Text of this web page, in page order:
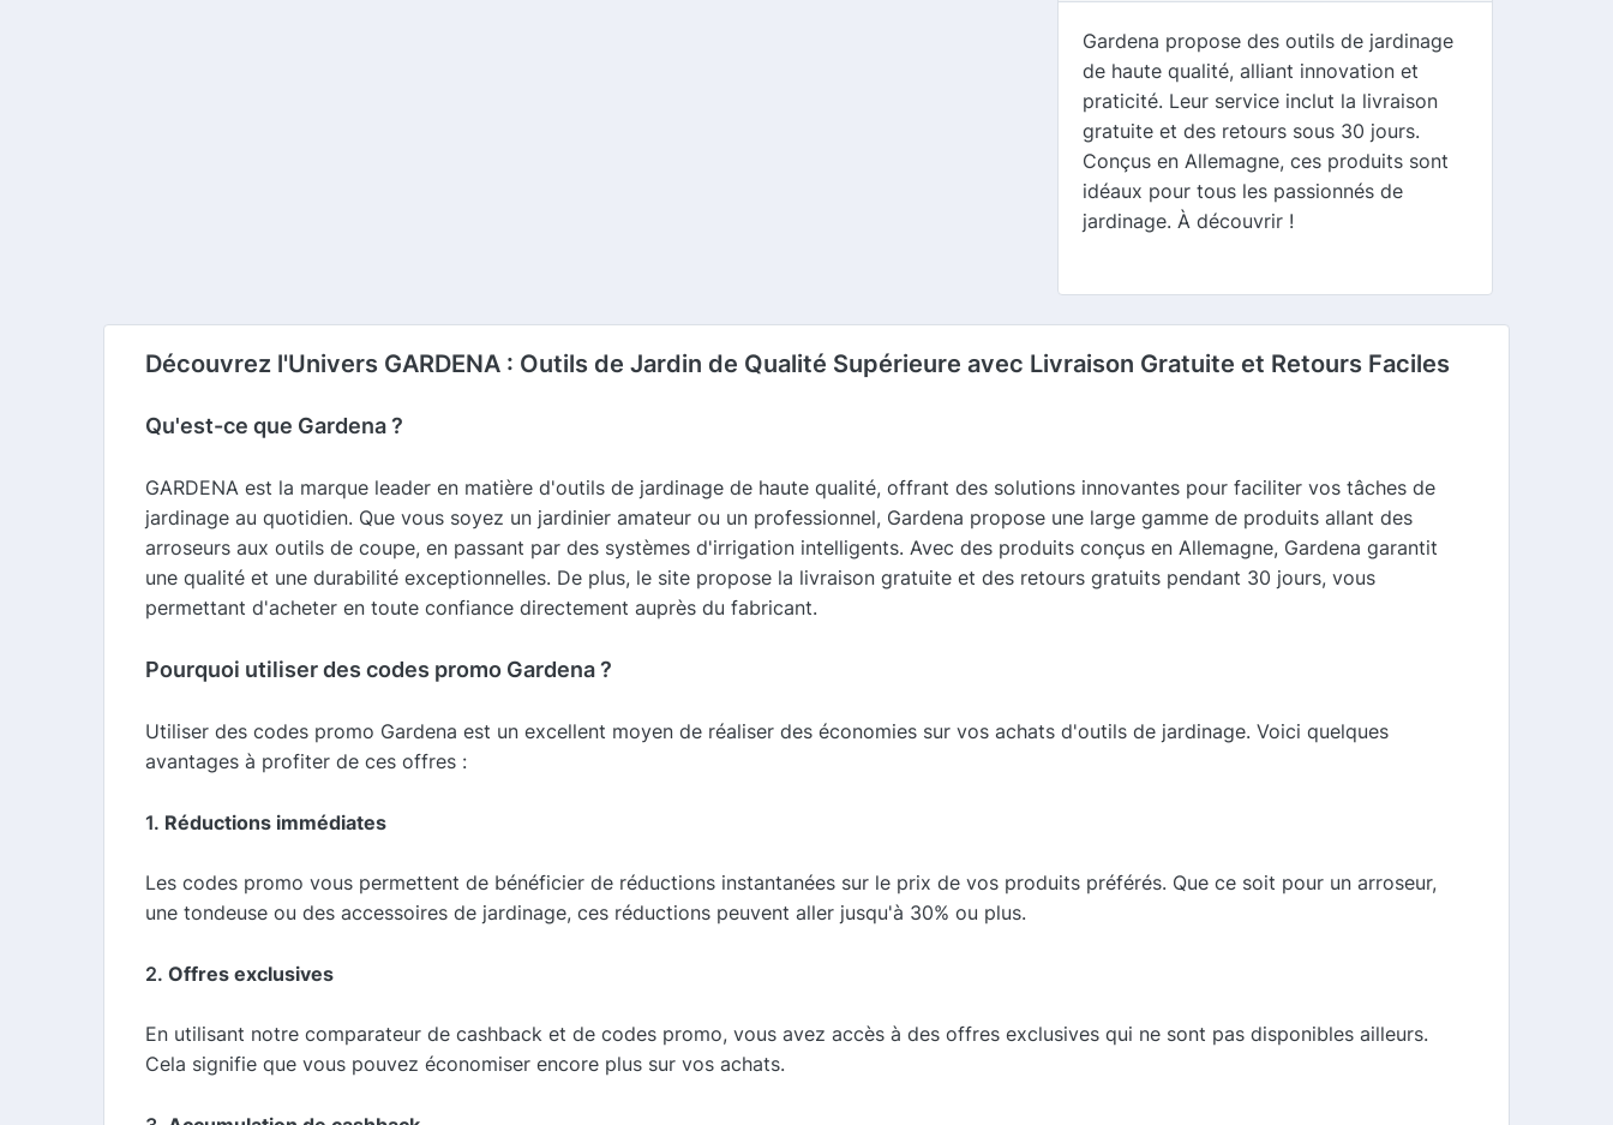
Gardena propose des outils de jardinage
de haute qualité, alliant innovation et
praticité. Leur service inclut la livraison
gratuite et des retours sous 30 jours.
Conçus en Allemagne, ces produits sont
idéaux pour tous les passionnés de
jardinage. À découvrir !
Découvrez l'Univers GARDENA : Outils de Jardin de Qualité Supérieure avec Livraison Gratuite et Retours Faciles
Qu'est-ce que Gardena ?
GARDENA est la marque leader en matière d'outils de jardinage de haute qualité, offrant des solutions innovantes pour faciliter vos tâches de
jardinage au quotidien. Que vous soyez un jardinier amateur ou un professionnel, Gardena propose une large gamme de produits allant des
arroseurs aux outils de coupe, en passant par des systèmes d'irrigation intelligents. Avec des produits conçus en Allemagne, Gardena garantit
une qualité et une durabilité exceptionnelles. De plus, le site propose la livraison gratuite et des retours gratuits pendant 30 jours, vous
permettant d'acheter en toute confiance directement auprès du fabricant.
Pourquoi utiliser des codes promo Gardena ?
Utiliser des codes promo Gardena est un excellent moyen de réaliser des économies sur vos achats d'outils de jardinage. Voici quelques
avantages à profiter de ces offres :
1. Réductions immédiates
Les codes promo vous permettent de bénéficier de réductions instantanées sur le prix de vos produits préférés. Que ce soit pour un arroseur,
une tondeuse ou des accessoires de jardinage, ces réductions peuvent aller jusqu'à 30% ou plus.
2. Offres exclusives
En utilisant notre comparateur de cashback et de codes promo, vous avez accès à des offres exclusives qui ne sont pas disponibles ailleurs.
Cela signifie que vous pouvez économiser encore plus sur vos achats.